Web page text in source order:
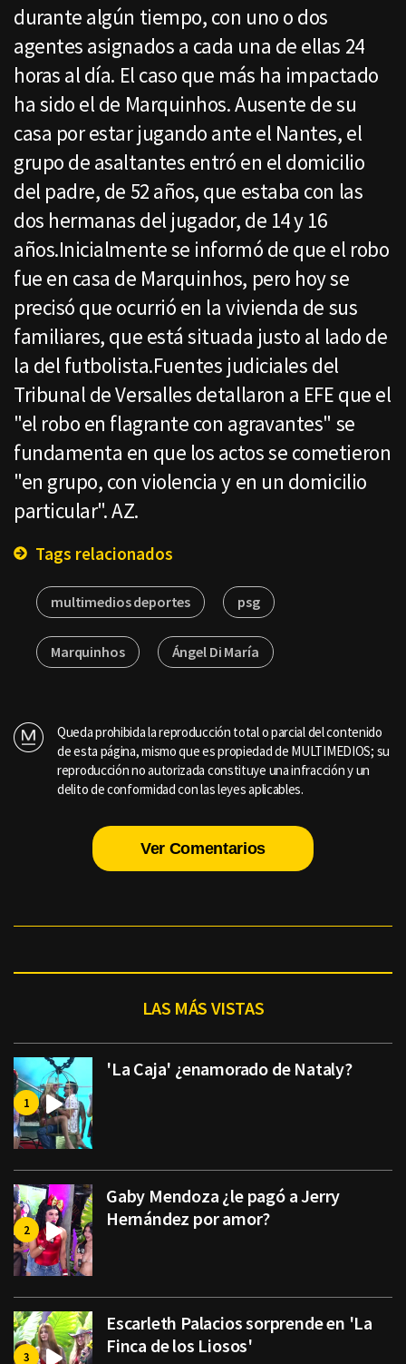
durante algún tiempo, con uno o dos
agentes asignados a cada una de ellas 24
horas al día. El caso que más ha impactado
ha sido el de Marquinhos. Ausente de su
casa por estar jugando ante el Nantes, el
grupo de asaltantes entró en el domicilio
del padre, de 52 años, que estaba con las
dos hermanas del jugador, de 14 y 16
años.Inicialmente se informó de que el robo
fue en casa de Marquinhos, pero hoy se
precisó que ocurrió en la vivienda de sus
familiares, que está situada justo al lado de
la del futbolista.Fuentes judiciales del
Tribunal de Versalles detallaron a EFE que el
"el robo en flagrante con agravantes" se
fundamenta en que los actos se cometieron
"en grupo, con violencia y en un domicilio
particular". AZ.
Tags relacionados
multimedios deportes psg
Marquinhos Ángel Di María
Queda prohibida la reproducción total o parcial del contenido
de esta página, mismo que es propiedad de MULTIMEDIOS; su
reproducción no autorizada constituye una infracción y un
delito de conformidad con las leyes aplicables.
Ver Comentarios
LAS MÁS VISTAS
'La Caja' ¿enamorado de Nataly?
Gaby Mendoza ¿le pagó a Jerry
Hernández por amor?
Escarleth Palacios sorprende en 'La
Finca de los Liosos'